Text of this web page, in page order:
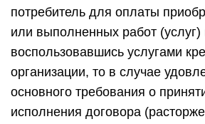
потребитель для оплаты
или выполненных работ (услуг)
воспользовавшись услугами
организации, то в случае
основного требования о
исполнения договора